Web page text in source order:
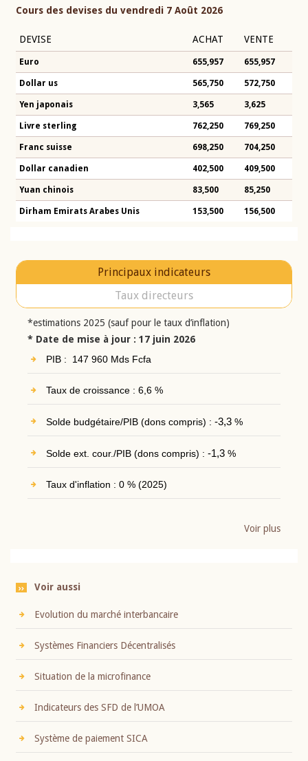
Cours des devises du vendredi 7 Août 2026
DEVISE ACHAT VENTE
Euro 655,957 655,957
Dollar us 565,750 572,750
Yen japonais 3,565 3,625
Livre sterling 762,250 769,250
Franc suisse 698,250 704,250
Dollar canadien 402,500 409,500
Yuan chinois 83,500 85,250
Dirham Emirats Arabes Unis 153,500 156,500
Principaux indicateurs
Taux directeurs
*estimations 2025 (sauf pour le taux d’inflation)
* Date de mise à jour : 17 juin 2026
PIB : 147 960 Mds Fcfa
Taux de croissance : 6,6 %
Solde budgétaire/PIB (dons compris) : -3,3%
Solde ext. cour./PIB (dons compris) : -1,3%
Taux d'inflation : 0 % (2025)
Voir plus
Voir aussi
Evolution du marché interbancaire
Systèmes Financiers Décentralisés
Situation de la microfinance
Indicateurs des SFD de l’UMOA
Système de paiement SICA